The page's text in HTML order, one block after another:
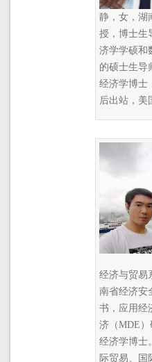
静，女，湖
授，博士生
济学学硕和
的硕士生导
经济学博士
后出站，美
经济与贸易
南省经济安
书，应用经
济（MDE）
经济学博士
际贸易、国